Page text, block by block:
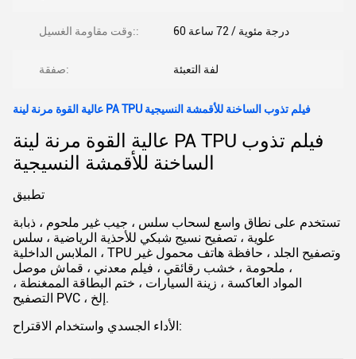
وقت مقاومة الغسيل:: 60 درجة مئوية / 72 ساعة
صفقة: لفة التعبئة
عالية القوة مرنة لينة PA TPU فيلم تذوب الساخنة للأقمشة النسيجية
عالية القوة مرنة لينة PA TPU فيلم تذوب
الساخنة للأقمشة النسيجية
تطبيق
تستخدم على نطاق واسع لسحاب سلس ، جيب غير ملحوم ، ذبابة
علوية ، تصفيح نسيج شبكي للأحذية الرياضية ، سلس
الملابس الداخلية ، TPU وتصفيح الجلد ، حافظة هاتف محمول غير
ملحومة ، خشب رقائقي ، فيلم معدني ، قماش موصل ،
المواد العاكسة ، زينة السيارات ، ختم البطاقة الممغنطة ،
التصفيح PVC ، إلخ.
الأداء الجسدي واستخدام الاقتراح: